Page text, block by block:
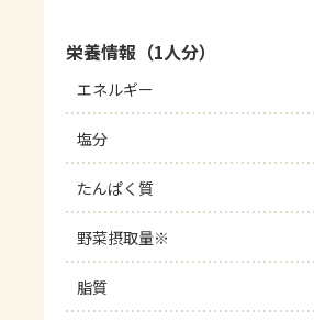
栄養情報（1人分）
エネルギー
塩分
たんぱく質
野菜摂取量※
脂質